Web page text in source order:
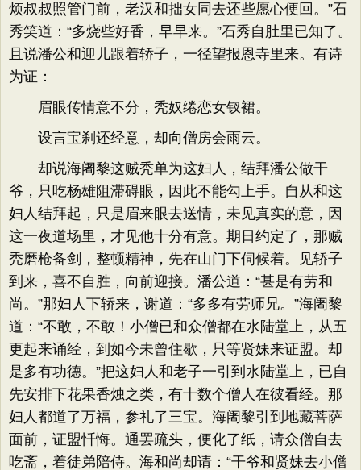
烦叔叔照管门前，老汉和拙女同去还些愿心便回。”石
秀笑道：“多烧些好香，早早来。”石秀自肚里已知了。
且说潘公和迎儿跟着轿子，一径望报恩寺里来。有诗
为证：
眉眼传情意不分，秃奴绻恋女钗裙。
设言宝刹还经意，却向僧房会雨云。
却说海阇黎这贼秃单为这妇人，结拜潘公做干
爷，只吃杨雄阻滞碍眼，因此不能勾上手。自从和这
妇人结拜起，只是眉来眼去送情，未见真实的意，因
这一夜道场里，才见他十分有意。期日约定了，那贼
秃磨枪备剑，整顿精神，先在山门下伺候着。见轿子
到来，喜不自胜，向前迎接。潘公道：“甚是有劳和
尚。”那妇人下轿来，谢道：“多多有劳师兄。”海阇黎
道：“不敢，不敢！小僧已和众僧都在水陆堂上，从五
更起来诵经，到如今未曾住歇，只等贤妹来证盟。却
是多有功德。”把这妇人和老子一引到水陆堂上，已自
先安排下花果香烛之类，有十数个僧人在彼看经。那
妇人都道了万福，参礼了三宝。海阇黎引到地藏菩萨
面前，证盟忏悔。通罢疏头，便化了纸，请众僧自去
吃斋，着徒弟陪侍。海和尚却请：“干爷和贤妹去小僧